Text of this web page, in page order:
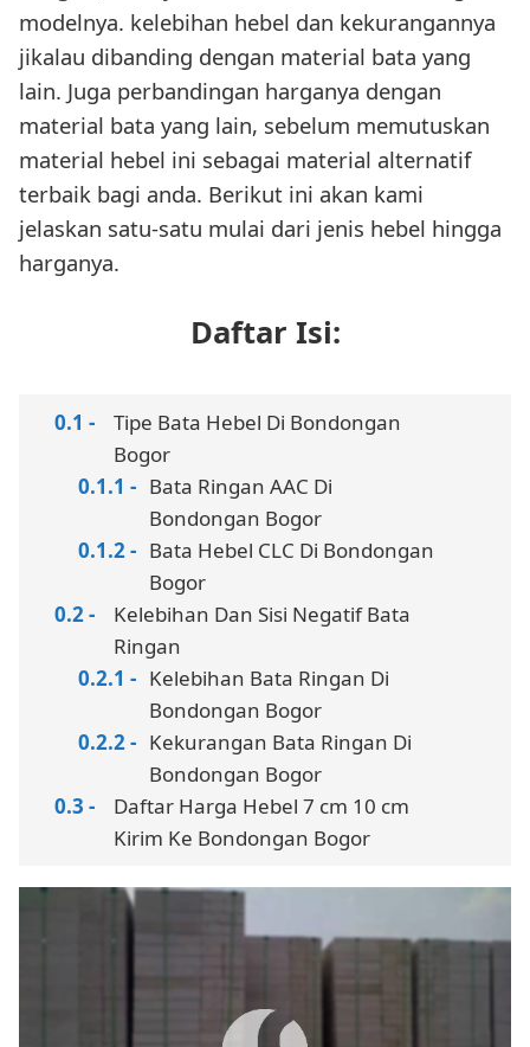
modelnya. kelebihan hebel dan kekurangannya
jikalau dibanding dengan material bata yang
lain. Juga perbandingan harganya dengan
material bata yang lain, sebelum memutuskan
material hebel ini sebagai material alternatif
terbaik bagi anda. Berikut ini akan kami
jelaskan satu-satu mulai dari jenis hebel hingga
harganya.
Daftar Isi:
Tipe Bata Hebel Di Bondongan
Bogor
Bata Ringan AAC Di
Bondongan Bogor
Bata Hebel CLC Di Bondongan
Bogor
Kelebihan Dan Sisi Negatif Bata
Ringan
Kelebihan Bata Ringan Di
Bondongan Bogor
Kekurangan Bata Ringan Di
Bondongan Bogor
Daftar Harga Hebel 7 cm 10 cm
Kirim Ke Bondongan Bogor